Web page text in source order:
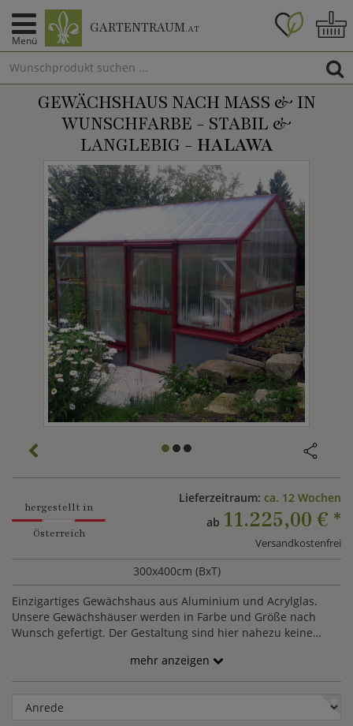
Menü
GARTENTRAUM.AT
GEWÄCHSHAUS NACH MASS & IN W
UNSCHFARBE - STABIL & L
ANGLEBIG - HALAWA
hergestellt in
Österreich
Lieferzeitraum: ca. 12 Wochen
ab 11.225,00 € *
Versandkostenfrei
300x400cm (BxT)
Einzigartiges Gewächshaus aus Aluminium und Acrylglas.
Unsere Gewächshäuser werden in Farbe und Größe nach
Wunsch gefertigt. Der Gestaltung sind hier nahezu keine
mehr anzeigen
Anrede